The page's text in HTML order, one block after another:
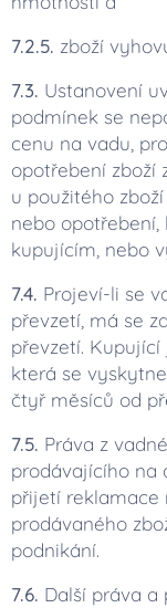
7.2.5. zboží
7.3. Ustanovení
podmínek se
cenu na vadu,
opotřebení zboží
u použitého
nebo
kupujícím, nebo
7.4. Projeví-li se
převzetí, má se
převzetí.
která se
čtyř měsíců od
7.5. Práva z
prodávajícího na
přijetí reklamace
prodávaného
podnikání.
7.6. Další práva a